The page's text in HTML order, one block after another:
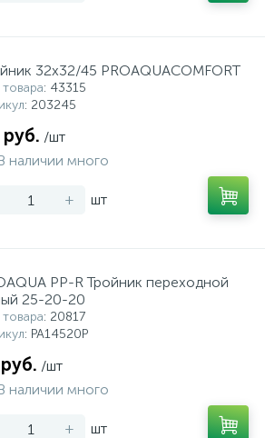
32x32/45 PROAQUACOMFORT
: 43315
: 203245
/шт
наличии много
+ шт
PP-R Тройник переходной
25-20-20
: 20817
: PA14520P
/шт
наличии много
+ шт